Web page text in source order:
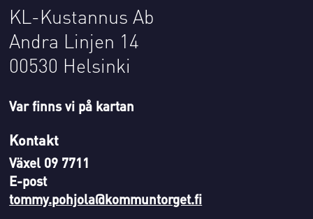
KL-Kustannus Ab
Andra Linjen 14
00530 Helsinki
Var finns vi på kartan
Kontakt
Växel 09 7711
E-post
tommy.pohjola@kommuntorget.fi